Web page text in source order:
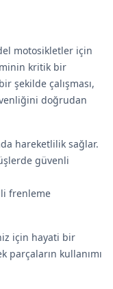
motosikletler için
kritik bir
şekilde çalışması,
doğrudan
hareketlilik sağlar.
güvenli
frenleme
için hayati bir
parçaların kullanımı